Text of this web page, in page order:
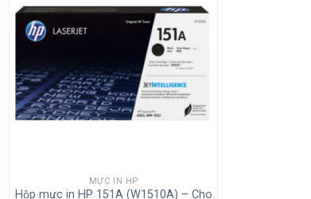
MỰC IN HP
Hộp mực in HP 151A (W1510A) – Cho